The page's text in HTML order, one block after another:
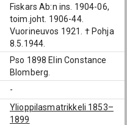
Fiskars Ab:n ins. 1904-06,
toim.joht. 1906-44.
Vuorineuvos 1921. † Pohja
8.5.1944.
Pso 1898 Elin Constance
Blomberg.
-
Ylioppilasmatrikkeli 1853–
1899